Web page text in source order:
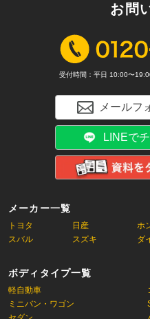
メーカー一覧
トヨタ 日産 ホ
スバル
スズキ ダ
ボディタイプ一覧
軽自動車
ミニバン・ワゴン
お問
受付時間：平日 10:00〜
メールフ
LINEで